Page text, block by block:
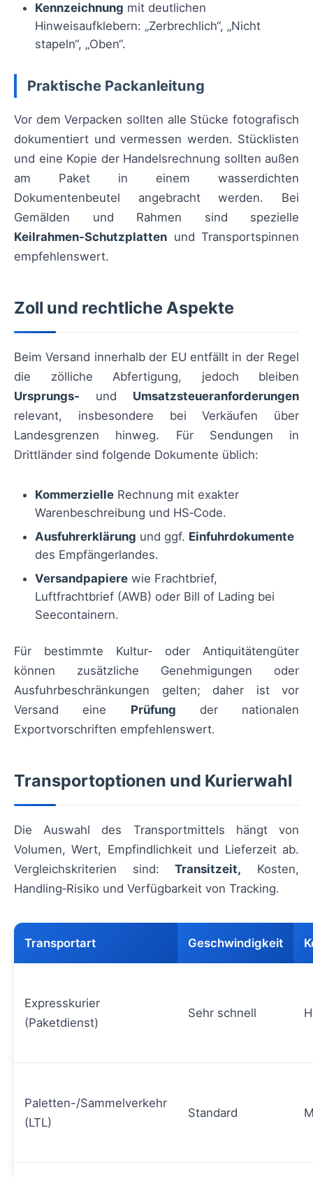
Kennzeichnung mit deutlichen
Hinweisaufklebern: „Zerbrechlich“, „Nicht
stapeln“, „Oben“.
Praktische Packanleitung
Vor dem Verpacken sollten alle Stücke fotografisch
dokumentiert und vermessen werden. Stücklisten
und eine Kopie der Handelsrechnung sollten außen
am Paket in einem wasserdichten
Dokumentenbeutel angebracht werden. Bei
Gemälden und Rahmen sind spezielle
Keilrahmen‑Schutzplatten und Transportspinnen
empfehlenswert.
Zoll und rechtliche Aspekte
Beim Versand innerhalb der EU entfällt in der Regel
die zölliche Abfertigung, jedoch bleiben
Ursprungs‑ und Umsatzsteueranforderungen
relevant, insbesondere bei Verkäufen über
Landesgrenzen hinweg. Für Sendungen in
Drittländer sind folgende Dokumente üblich:
Kommerzielle Rechnung mit exakter
Warenbeschreibung und HS‑Code.
Ausfuhrerklärung und ggf. Einfuhrdokumente
des Empfängerlandes.
Versandpapiere wie Frachtbrief,
Luftfrachtbrief (AWB) oder Bill of Lading bei
Seecontainern.
Für bestimmte Kultur- oder Antiquitätengüter
können zusätzliche Genehmigungen oder
Ausfuhrbeschränkungen gelten; daher ist vor
Versand eine Prüfung der nationalen
Exportvorschriften empfehlenswert.
Transportoptionen und Kurierwahl
Die Auswahl des Transportmittels hängt von
Volumen, Wert, Empfindlichkeit und Lieferzeit ab.
Vergleichskriterien sind:Transitzeit, Kosten,
Handling‑Risiko und Verfügbarkeit von Tracking.
Transportart Geschwindigkeit
Expresskurier
(Paketdienst)
Sehr schnell
Paletten-/Sammelverkehr
(LTL)
Standard